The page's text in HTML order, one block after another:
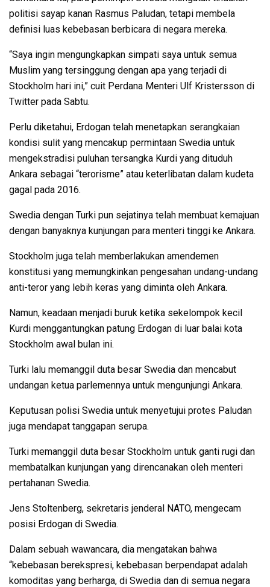
politisi sayap kanan Rasmus Paludan, tetapi membela
definisi luas kebebasan berbicara di negara mereka.
“Saya ingin mengungkapkan simpati saya untuk semua
Muslim yang tersinggung dengan apa yang terjadi di
Stockholm hari ini,” cuit Perdana Menteri Ulf Kristersson di
Twitter pada Sabtu.
Perlu diketahui, Erdogan telah menetapkan serangkaian
kondisi sulit yang mencakup permintaan Swedia untuk
mengekstradisi puluhan tersangka Kurdi yang dituduh
Ankara sebagai “terorisme” atau keterlibatan dalam kudeta
gagal pada 2016.
Swedia dengan Turki pun sejatinya telah membuat kemajuan
dengan banyaknya kunjungan para menteri tinggi ke Ankara.
Stockholm juga telah memberlakukan amendemen
konstitusi yang memungkinkan pengesahan undang-undang
anti-teror yang lebih keras yang diminta oleh Ankara.
Namun, keadaan menjadi buruk ketika sekelompok kecil
Kurdi menggantungkan patung Erdogan di luar balai kota
Stockholm awal bulan ini.
Turki lalu memanggil duta besar Swedia dan mencabut
undangan ketua parlemennya untuk mengunjungi Ankara.
Keputusan polisi Swedia untuk menyetujui protes Paludan
juga mendapat tanggapan serupa.
Turki memanggil duta besar Stockholm untuk ganti rugi dan
membatalkan kunjungan yang direncanakan oleh menteri
pertahanan Swedia.
Jens Stoltenberg, sekretaris jenderal NATO, mengecam
posisi Erdogan di Swedia.
Dalam sebuah wawancara, dia mengatakan bahwa
“kebebasan berekspresi, kebebasan berpendapat adalah
komoditas yang berharga, di Swedia dan di semua negara